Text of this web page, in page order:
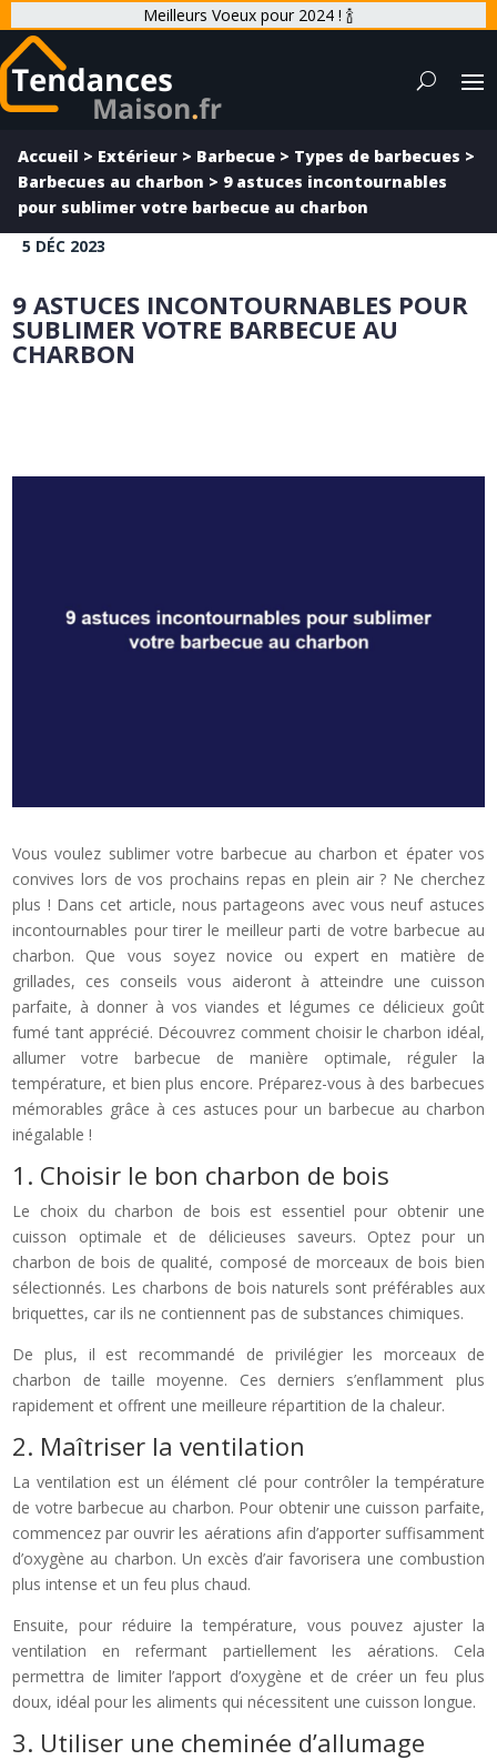
Meilleurs Voeux pour 2024 ! 🍾
Accueil > Extérieur > Barbecue > Types de barbecues >
Barbecues au charbon > 9 astuces incontournables
pour sublimer votre barbecue au charbon
5 DÉC 2023
9 ASTUCES INCONTOURNABLES POUR
SUBLIMER VOTRE BARBECUE AU
CHARBON
Vous voulez sublimer votre barbecue au charbon et épater vos
convives lors de vos prochains repas en plein air ? Ne cherchez
plus ! Dans cet article, nous partageons avec vous neuf astuces
incontournables pour tirer le meilleur parti de votre barbecue au
charbon. Que vous soyez novice ou expert en matière de
grillades, ces conseils vous aideront à atteindre une cuisson
parfaite, à donner à vos viandes et légumes ce délicieux goût
fumé tant apprécié. Découvrez comment choisir le charbon idéal,
allumer votre barbecue de manière optimale, réguler la
température, et bien plus encore. Préparez-vous à des barbecues
mémorables grâce à ces astuces pour un barbecue au charbon
inégalable !
1. Choisir le bon charbon de bois
Le choix du charbon de bois est essentiel pour obtenir une
cuisson optimale et de délicieuses saveurs. Optez pour un
charbon de bois de qualité, composé de morceaux de bois bien
sélectionnés. Les charbons de bois naturels sont préférables aux
briquettes, car ils ne contiennent pas de substances chimiques.
De plus, il est recommandé de privilégier les morceaux de
charbon de taille moyenne. Ces derniers s’enflamment plus
rapidement et offrent une meilleure répartition de la chaleur.
2. Maîtriser la ventilation
La ventilation est un élément clé pour contrôler la température
de votre barbecue au charbon. Pour obtenir une cuisson parfaite,
commencez par ouvrir les aérations afin d’apporter suffisamment
d’oxygène au charbon. Un excès d’air favorisera une combustion
plus intense et un feu plus chaud.
Ensuite, pour réduire la température, vous pouvez ajuster la
ventilation en refermant partiellement les aérations. Cela
permettra de limiter l’apport d’oxygène et de créer un feu plus
doux, idéal pour les aliments qui nécessitent une cuisson longue.
3. Utiliser une cheminée d’allumage